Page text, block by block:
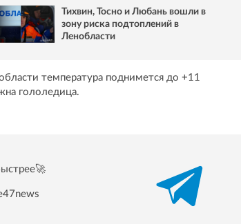
Тихвин, Тосно и Любань вошли в
зону риска подтоплений в
Ленобласти
температура поднимется до +11
гололедица.